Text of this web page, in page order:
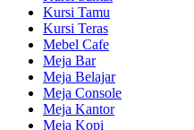
Kursi Tamu
Kursi Teras
Mebel Cafe
Meja Bar
Meja Belajar
Meja Console
Meja Kantor
Meja Kopi